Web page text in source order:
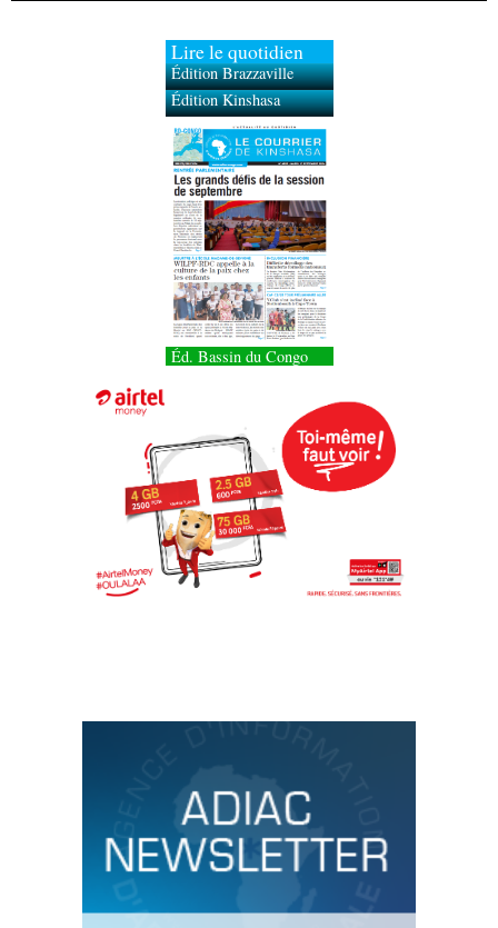
Lire le quotidien
Édition Brazzaville
Édition Kinshasa
Éd. Bassin du Congo